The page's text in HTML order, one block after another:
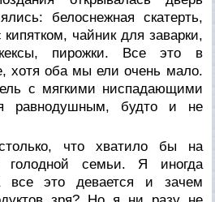
белоснежная скатерть,
чайник для заварки,
пирожки. Все это в
хотя оба мы ели очень мало.
с мягкими ниспадающими
равнодушным, будто и не
что хватило бы на
семьи. Я иногда
все это девается и зачем